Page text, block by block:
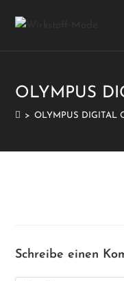
OLYMPUS
> OLYMPUS DIGITAL
Schreibe einen